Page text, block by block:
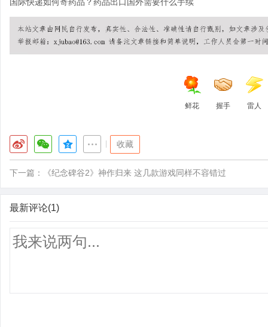
国际快递如何寄药品？药品出口国外需要什么手续
鲜花 握手 雷人
收藏
下一篇： 《纪念碑谷2》神作归来 这几款游戏同样不容错过
最新评论(1)